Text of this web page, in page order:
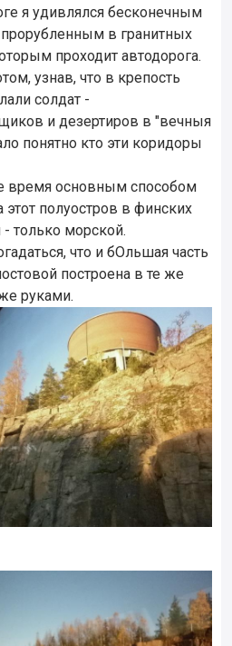
я удивлялся бесконечным
в гранитных
проходит автодорога.
узнав, что в крепость
солдат -
и дезертиров в "вечныя
понятно кто эти коридоры
время основным способом
этот полуостров в финских
только морской.
что и бОльшая часть
построена в те же
руками.